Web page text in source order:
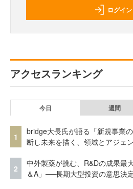
ログイン
アクセスランキング
今日 週間
1
bridge大長氏が語る「新規事業
断し未来を描く、領域とアジェ
2
中外製薬が挑む、R&Dの成果最
＆A」──長期大型投資の意思決